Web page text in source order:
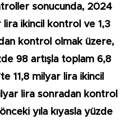
sonucunda, 2024
lira ikincil kontrol ve 1,3
kontrol olmak üzere,
98 artışla toplam 6,8
11,8 milyar lira ikincil
lira sonradan kontrol
yıla kıyasla yüzde